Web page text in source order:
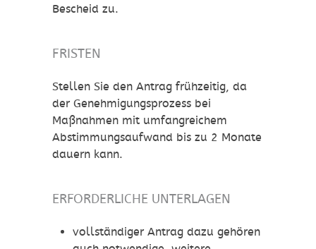
Bescheid zu.
FRISTEN
Stellen Sie den Antrag frühzeitig, da
der Genehmigungsprozess bei
Maßnahmen mit umfangreichem
Abstimmungsaufwand bis zu 2 Monate
dauern kann.
ERFORDERLICHE UNTERLAGEN
vollständiger Antrag dazu gehören